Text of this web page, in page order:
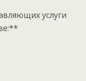
услуги